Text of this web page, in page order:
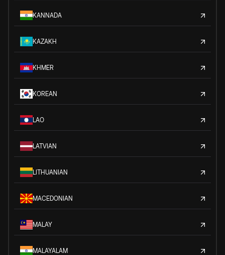
KANNADA
KAZAKH
KHMER
KOREAN
LAO
LATVIAN
LITHUANIAN
MACEDONIAN
MALAY
MALAYALAM